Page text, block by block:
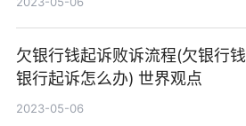
欠银行钱起诉败诉流程(欠银行钱
银行起诉怎么办) 世界观点
2023-05-06